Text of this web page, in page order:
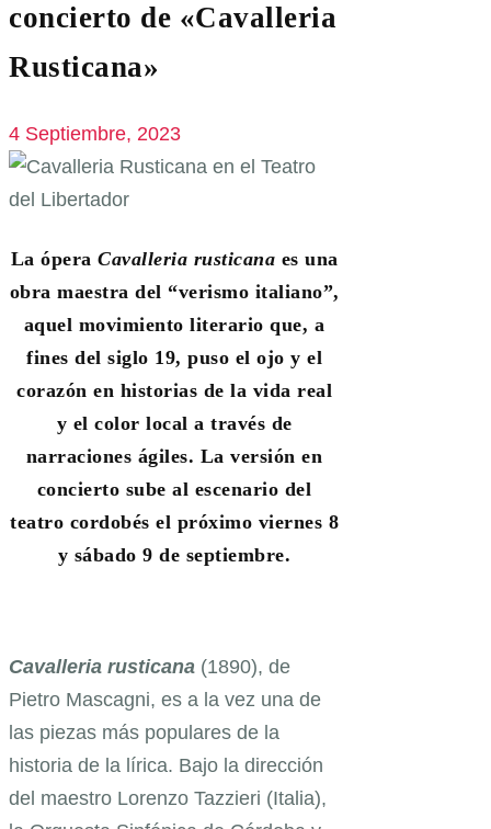
concierto de «Cavalleria
Rusticana»
4 Septiembre, 2023
La óperaCavalleria rusticana es una
obra maestra del “verismo italiano”,
aquel movimiento literario que, a
fines del siglo 19, puso el ojo y el
corazón en historias de la vida real
y el color local a través de
narraciones ágiles. La versión en
concierto sube al escenario del
teatro cordobés el próximo viernes 8
y sábado 9 de septiembre.
Cavalleria rusticana (1890), de
Pietro Mascagni, es a la vez una de
las piezas más populares de la
historia de la lírica. Bajo la dirección
del maestro Lorenzo Tazzieri (Italia),